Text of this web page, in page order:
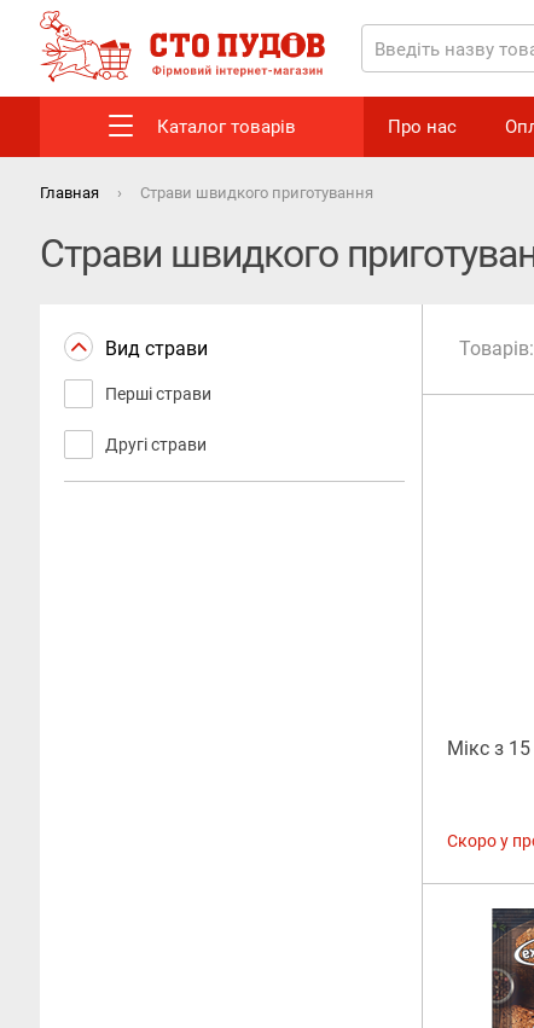
Каталог товарів Про нас
Главная Страви швидкого приготування
Страви швидкого
Вид страви
Перші страви
Другі страви
Товарів:
Мікс з
Скоро у